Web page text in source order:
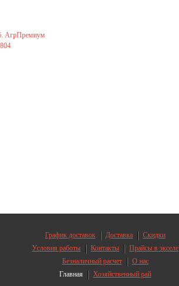
График доставок Доставка
Скидки
Условия работы
Контакты
Прайсы в экселе
Безналичный расчет
О нас
Главная
Хозяйственный рай